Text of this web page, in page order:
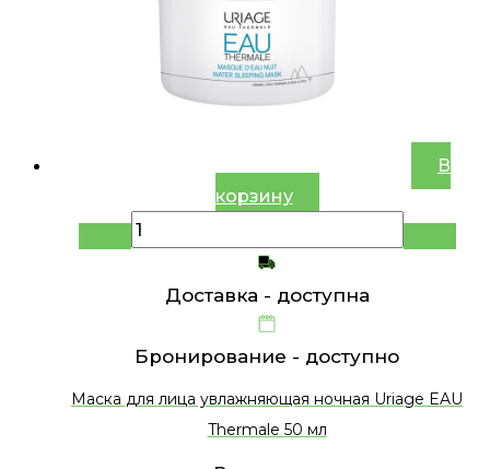
В
корзину
Доставка - доступна
Бронирование - доступно
Маска для лица увлажняющая ночная Uriage EAU
Thermale 50 мл